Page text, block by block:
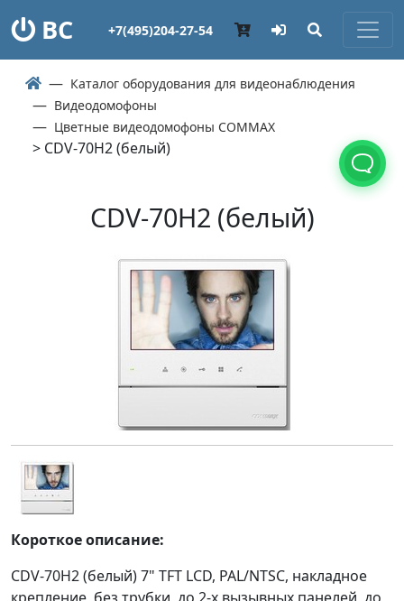
ВС +7(495)204-27-54
Каталог оборудования для видеонаблюдения
Видеодомофоны
Цветные видеодомофоны COMMAX
> CDV-70H2 (белый)
CDV-70H2 (белый)
Короткое описание:
CDV-70H2 (белый) 7" TFT LCD, PAL/NTSC, накладное